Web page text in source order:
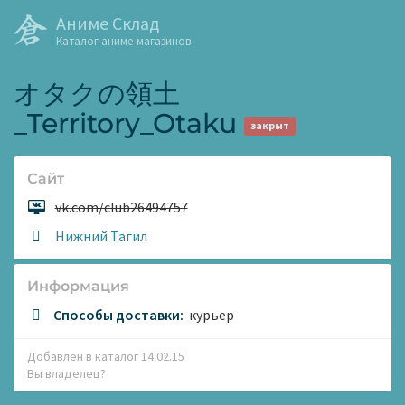
Аниме Склад
Каталог аниме-магазинов
オタクの領土
_Territory_Otaku
закрыт
Сайт
Сайт:
vk.com/club26494757
Адрес:
Нижний Тагил
Информация
Способы доставки: курьер
Добавлен в каталог 14.02.15
Вы владелец?